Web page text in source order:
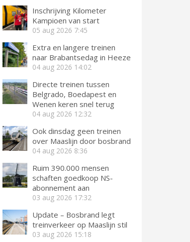
Inschrijving Kilometer
Kampioen van start
05 aug 2026 7:45
Extra en langere treinen
naar Brabantsedag in Heeze
04 aug 2026 14:02
Directe treinen tussen
Belgrado, Boedapest en
Wenen keren snel terug
04 aug 2026 12:32
Ook dinsdag geen treinen
over Maaslijn door bosbrand
04 aug 2026 8:36
Ruim 390.000 mensen
schaften goedkoop NS-
abonnement aan
03 aug 2026 17:32
Update – Bosbrand legt
treinverkeer op Maaslijn stil
03 aug 2026 15:18